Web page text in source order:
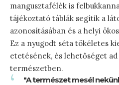
mangusztafélék is
tájékoztató táblák segítik a
azonosításában és a helyi
Ez a nyugodt séta tökéletes
etetésének, és lehetőséget ad
természetben.
"A természet mesél